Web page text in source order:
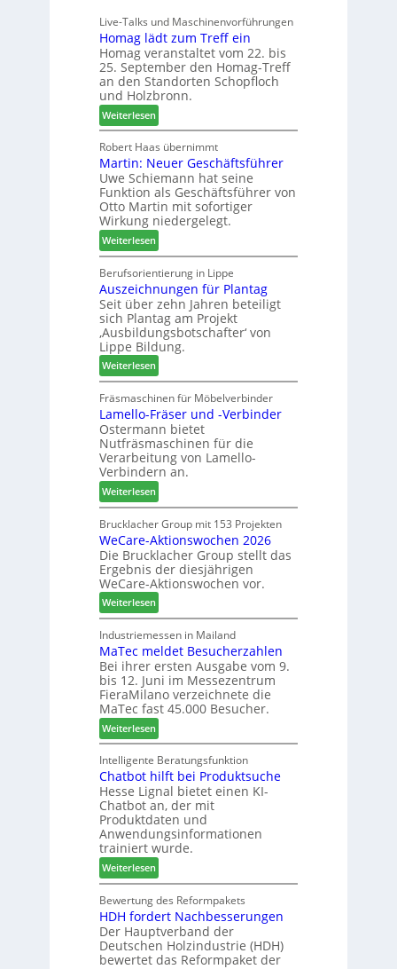
e
n
a
u
s
f
ü
r
W
e
m
h
n
e
r
c
h
e
n
s
t
a
u
r
a
u
m
-
S
o
r
t
i
m
e
n
t
Live-Talks und Maschinenvorführungen
Homag lädt zum Treff ein
Homag veranstaltet vom 22. bis
25. September den Homag-Treff
an den Standorten Schopfloch
und Holzbronn.
Weiterlesen:
H
o
m
a
g
l
ä
d
t
z
u
m
T
r
e
f
f
e
i
n
Robert Haas übernimmt
Martin: Neuer Geschäftsführer
Uwe Schiemann hat seine
Funktion als Geschäftsführer von
Otto Martin mit sofortiger
Wirkung niedergelegt.
Weiterlesen:
M
a
r
t
i
n
:
N
e
u
e
r
G
e
s
c
h
ä
f
t
s
f
ü
h
r
e
r
Berufsorientierung in Lippe
Auszeichnungen für Plantag
Seit über zehn Jahren beteiligt
sich Plantag am Projekt
‚Ausbildungsbotschafter‘ von
Lippe Bildung.
Weiterlesen:
A
u
s
z
e
i
c
h
n
u
n
g
e
n
f
ü
r
P
l
a
n
t
a
g
Fräsmaschinen für Möbelverbinder
Lamello-Fräser und -Verbinder
Ostermann bietet
Nutfräsmaschinen für die
Verarbeitung von Lamello-
Verbindern an.
Weiterlesen:
L
a
m
e
l
l
o
-
F
r
ä
s
e
r
u
n
d
-
V
e
r
b
i
n
e
r
Brucklacher Group mit 153 Projekten
WeCare-Aktionswochen 2026
Die Brucklacher Group stellt das
Ergebnis der diesjährigen
WeCare-Aktionswochen vor.
Weiterlesen:
W
e
C
a
r
e
-
A
k
t
i
o
n
s
w
o
c
h
e
n
2
0
Industriemessen in Mailand
MaTec meldet Besucherzahlen
Bei ihrer ersten Ausgabe vom 9.
bis 12. Juni im Messezentrum
FieraMilano verzeichnete die
MaTec fast 45.000 Besucher.
Weiterlesen:
M
a
T
e
c
m
e
l
d
e
t
B
e
s
Intelligente Beratungsfunktion
Chatbot hilft bei Produktsuche
Hesse Lignal bietet einen KI-
Chatbot an, der mit
Produktdaten und
Anwendungsinformationen
trainiert wurde.
Weiterlesen:
C
h
a
t
b
o
Bewertung des Reformpakets
HDH fordert Nachbesserungen
Der Hauptverband der
Deutschen Holzindustrie (HDH)
bewertet das Reformpaket der